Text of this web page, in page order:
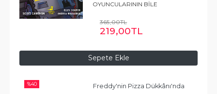
Sepete Ekle
OYUNCULARININ BİLE
KAÇIRACAK, DEHŞET VERİCİ ÜÇ
KOLEKSİYONU ELLERİNDEN
BIRAKMAK İSTEMEYECEKLER!
365,00TL
219,00TL
%40
Freddy'nin Pizza Dükkânı'nda